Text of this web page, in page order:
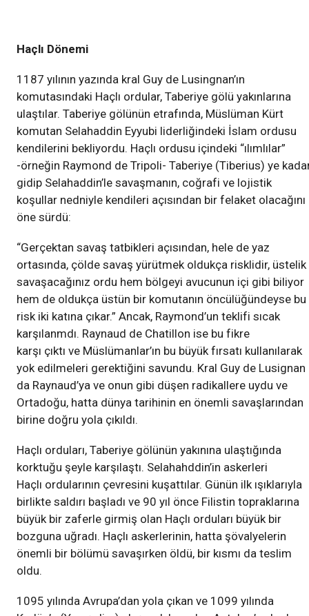
Haçlı Dönemi
1187 yılının yazında kral Guy de Lusingnan’ın
komutasındaki Haçlı ordular, Taberiye gölü yakınlarına
ulaştılar. Taberiye gölünün etrafında, Müslüman Kürt
komutan Selahaddin Eyyubi liderliğindeki İslam ordusu
kendilerini bekliyordu. Haçlı ordusu içindeki “ılımlılar”
-örneğin Raymond de Tripoli- Taberiye (Tiberius) ye
gidip Selahaddin’le savaşmanın, coğrafi ve lojistik
koşullar nedniyle kendileri açısından bir felaket olacağını
öne sürdü:
“Gerçektan savaş tatbikleri açısından, hele de yaz
ortasında, çölde savaş yürütmek oldukça risklidir, üstelik
savaşacağınız ordu hem bölgeyi avucunun içi gibi biliyor
hem de oldukça üstün bir komutanın öncülüğündeyse bu
risk iki katına çıkar.” Ancak, Raymond’un teklifi sıcak
karşılanmdı. Raynaud de Chatillon ise bu fikre
karşı çıktı ve Müslümanlar’ın bu büyük fırsatı kullanılarak
yok edilmeleri gerektiğini savundu. Kral Guy de Lusignan
da Raynaud’ya ve onun gibi düşen radikallere uydu ve
Ortadoğu, hatta dünya tarihinin en önemli savaşlarından
birine doğru yola çıkıldı.
Haçlı orduları, Taberiye gölünün yakınına ulaştığında
korktuğu şeyle karşılaştı. Selahahddin’in askerleri
Haçlı ordularının çevresini kuşattılar. Günün ilk ışıklarıyla
birlikte saldırı başladı ve 90 yıl önce Filistin topraklarına
büyük bir zaferle girmiş olan Haçlı orduları büyük bir
bozguna uğradı. Haçlı askerlerinin, hatta şövalyelerin
önemli bir bölümü savaşırken öldü, bir kısmı da teslim
oldu.
1095 yılında Avrupa’dan yola çıkan ve 1099 yılında